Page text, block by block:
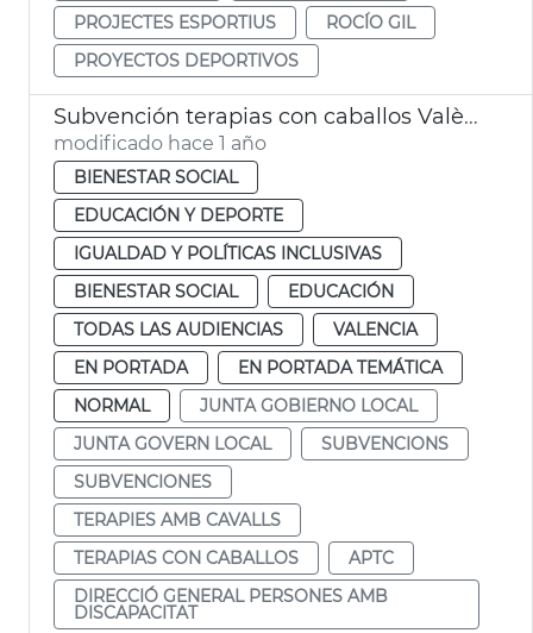
PROJECTES ESPORTIUS
ROCÍO GIL
PROYECTOS DEPORTIVOS
Subvención terapias con caballos València
modificado hace 1 año
BIENESTAR SOCIAL
EDUCACIÓN Y DEPORTE
IGUALDAD Y POLÍTICAS INCLUSIVAS
BIENESTAR SOCIAL
EDUCACIÓN
TODAS LAS AUDIENCIAS
VALENCIA
EN PORTADA
EN PORTADA TEMÁTICA
NORMAL
JUNTA GOBIERNO LOCAL
JUNTA GOVERN LOCAL
SUBVENCIONS
SUBVENCIONES
TERAPIES AMB CAVALLS
TERAPIAS CON CABALLOS
APTC
DIRECCIÓ GENERAL PERSONES AMB
DISCAPACITAT